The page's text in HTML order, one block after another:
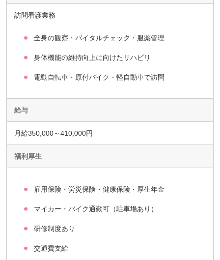
訪問看護業務
全身の観察・バイタルチェック・服薬管理
身体機能の維持向上に向けたリハビリ
電動自転車・原付バイク・軽自動車で訪問
給与
月給350,000～410,000円
福利厚生
雇用保険・労災保険・健康保険・厚生年金
マイカー・バイク通勤可（駐車場あり）
研修制度あり
交通費支給